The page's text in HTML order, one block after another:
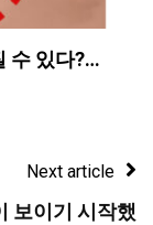
수 있다?…
Next article
보이기 시작했